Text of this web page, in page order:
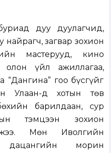
дуу дуулагчид,
найрагч, загвар зохион
мастерууд, кино
олон үйл ажиллагаа,
“Дангина” гоо бүсгүйг
Улаан-Үд хотын төв
барилдаан, сур
тэмцээн зохион
Мөн Иволгийн
морин